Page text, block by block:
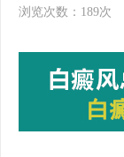
浏览次数：189次